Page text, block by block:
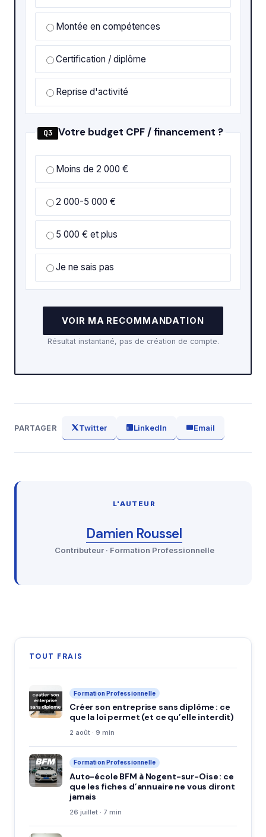
Montée en compétences
Certification / diplôme
Reprise d'activité
Q3 Votre budget CPF / financement ?
Moins de 2 000 €
2 000-5 000 €
5 000 € et plus
Je ne sais pas
VOIR MA RECOMMANDATION
Résultat instantané, pas de création de compte.
PARTAGER Twitter LinkedIn Email
L'AUTEUR
Damien Roussel
Contributeur · Formation Professionnelle
TOUT FRAIS
Formation Professionnelle
Créer son entreprise sans diplôme : ce
que la loi permet (et ce qu’elle interdit)
2 août · 9 min
Formation Professionnelle
Auto-école BFM à Nogent-sur-Oise : ce
que les fiches d’annuaire ne vous diront
jamais
26 juillet · 7 min